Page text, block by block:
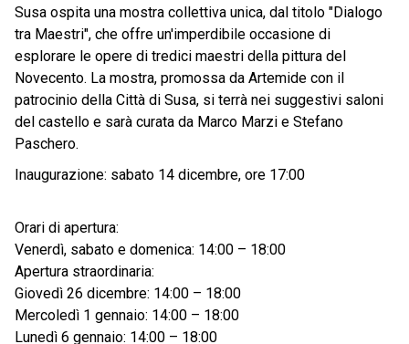
Susa ospita una mostra collettiva unica, dal titolo "Dialogo
tra Maestri", che offre un'imperdibile occasione di
esplorare le opere di tredici maestri della pittura del
Novecento. La mostra, promossa da Artemide con il
patrocinio della Città di Susa, si terrà nei suggestivi saloni
del castello e sarà curata da Marco Marzi e Stefano
Paschero.
Inaugurazione: sabato 14 dicembre, ore 17:00
Orari di apertura:
Venerdì, sabato e domenica: 14:00 – 18:00
Apertura straordinaria:
Giovedì 26 dicembre: 14:00 – 18:00
Mercoledì 1 gennaio: 14:00 – 18:00
Lunedì 6 gennaio: 14:00 – 18:00